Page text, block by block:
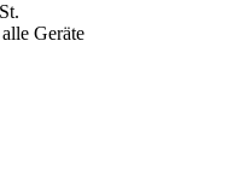
Geräte